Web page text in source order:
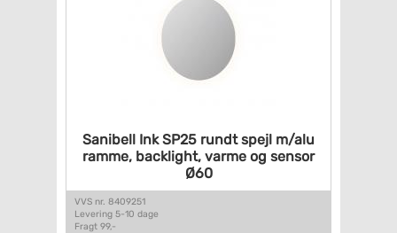
Sanibell Ink SP25 rundt spejl m/alu
ramme, backlight, varme og sensor
Ø60
VVS nr. 8409251
Levering 5-10 dage
Fragt 99,-